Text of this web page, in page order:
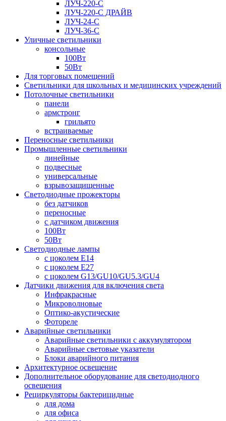
ЛУЧ-220-С
ЛУЧ-220-С ДРАЙВ
ЛУЧ-24-С
ЛУЧ-36-С
Уличные светильники
консольные
100Вт
50Вт
Для торговых помещений
Светильники для школьных и медицинских учреждений
Потолочные светильники
панели
армстронг
грильято
встраиваемые
Переносные светильники
Промышленные светильники
линейные
подвесные
универсальные
взрывозащищенные
Светодиодные прожекторы
без датчиков
переносные
с датчиком движения
100Вт
50Вт
Светодиодные лампы
с цоколем E14
с цоколем E27
с цоколем G13/GU10/GU5.3/GU4
Датчики движения для включения света
Инфракрасные
Микроволновые
Оптико-акустические
Фотореле
Аварийные светильники
Аварийные светильники с аккумулятором
Аварийные световые указатели
Блоки аварийного питания
Архитектурное освещение
Дополнительное оборудование для светодиодного
освещения
Рециркуляторы бактерицидные
для дома
для офиса